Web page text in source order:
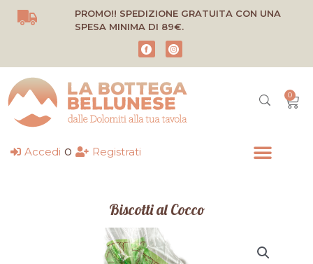
Vai
PROMO!! SPEDIZIONE GRATUITA CON UNA
SPESA MINIMA DI 89€.
0
Accedi o Registrati
Biscotti al Cocco